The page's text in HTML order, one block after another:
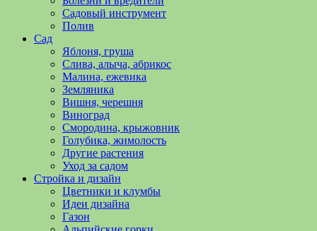
уходу
овощами,
растениями
Поможем
обустройстве
выращивании
Садовый инструмент
Полив
Сад
Яблоня, груша
Слива, алыча, абрикос
Малина, ежевика
Земляника
Вишня, черешня
Виноград
Смородина, крыжовник
Голубика, жимолость
Другие растения
Уход за садом
Стройка и дизайн
Цветники и клумбы
Идеи дизайна
Газон